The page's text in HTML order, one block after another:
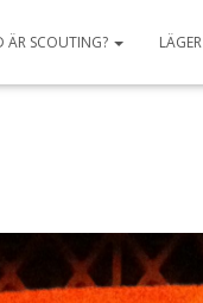
ÄR SCOUTING? LÄGER